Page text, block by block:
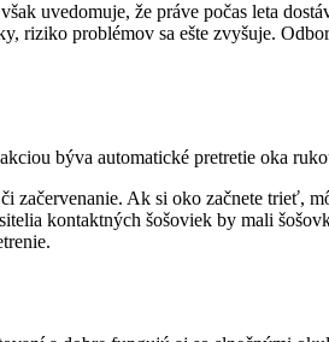
uvedomuje, že práve počas leta
riziko problémov sa ešte zvyšuje.
býva automatické pretretie oka
začervenanie. Ak si oko začnete trieť,
kontaktných šošoviek by mali